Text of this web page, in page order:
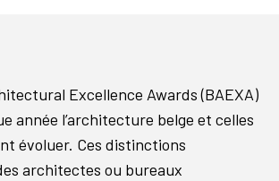
Excellence Awards (BAEXA)
année l’architecture belge et celles
évoluer. Ces distinctions
architectes ou bureaux